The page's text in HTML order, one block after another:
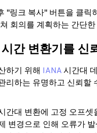
"링크 복사" 버튼을 클
회의를 계획하는 간단
간 변환기를 신
하기 위해 IANA 시간대
리하는 유명하고 신뢰할
간대 변환에 ​​고정 오프
변경으로 인해 오류가